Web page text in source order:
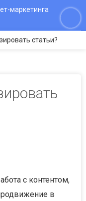
статьи?
с контентом,
в